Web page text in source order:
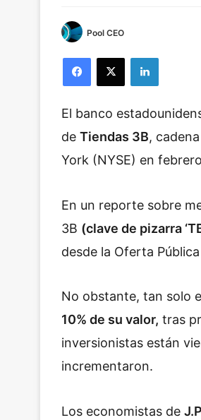
Pool CEO
El banco
de Tiendas 3B,
York (NYSE) en
En un reporte sobre
3B (clave de pizarra
desde la Oferta
No obstante, tan solo
10% de su valor, tras
inversionistas están
incrementaron.
Los economistas de